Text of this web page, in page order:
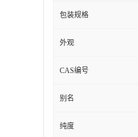
包装规格
外观
CAS编号
别名
纯度